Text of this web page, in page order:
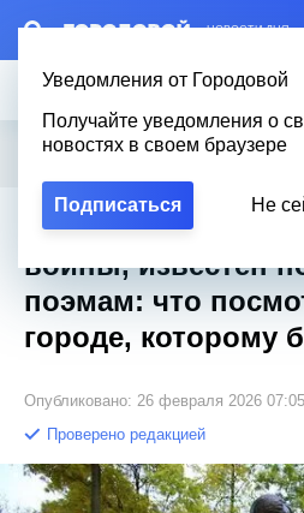
– НОВОСТИ ДНЯ
Уведомления от Городовой
Получайте уведомления о
новостях в своем браузере
Подписаться Не
Новости Эксклюзив Вопросы
Городовой Полезное / Устоял в обе
летописям и поэмам: что посмотреть в
Устоял в обе
войны, известен
поэмам: что
городе, которому
Опубликовано: 26 февраля 2026 07:05
Проверено редакцией